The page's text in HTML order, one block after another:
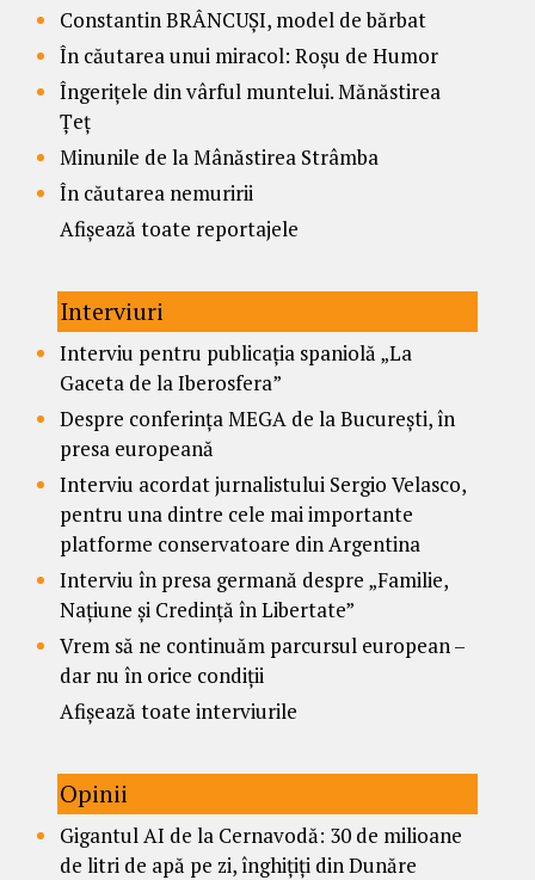
Constantin BRÂNCUȘI, model de bărbat
În căutarea unui miracol: Roșu de Humor
Îngerițele din vârful muntelui. Mănăstirea
Țeț
Minunile de la Mânăstirea Strâmba
În căutarea nemuririi
Afișează toate reportajele
Interviuri
Interviu pentru publicația spaniolă „La
Gaceta de la Iberosfera”
Despre conferința MEGA de la București, în
presa europeană
Interviu acordat jurnalistului Sergio Velasco,
pentru una dintre cele mai importante
platforme conservatoare din Argentina
Interviu în presa germană despre „Familie,
Națiune și Credință în Libertate”
Vrem să ne continuăm parcursul european –
dar nu în orice condiții
Afișează toate interviurile
Opinii
Gigantul AI de la Cernavodă: 30 de milioane
de litri de apă pe zi, înghițiți din Dunăre